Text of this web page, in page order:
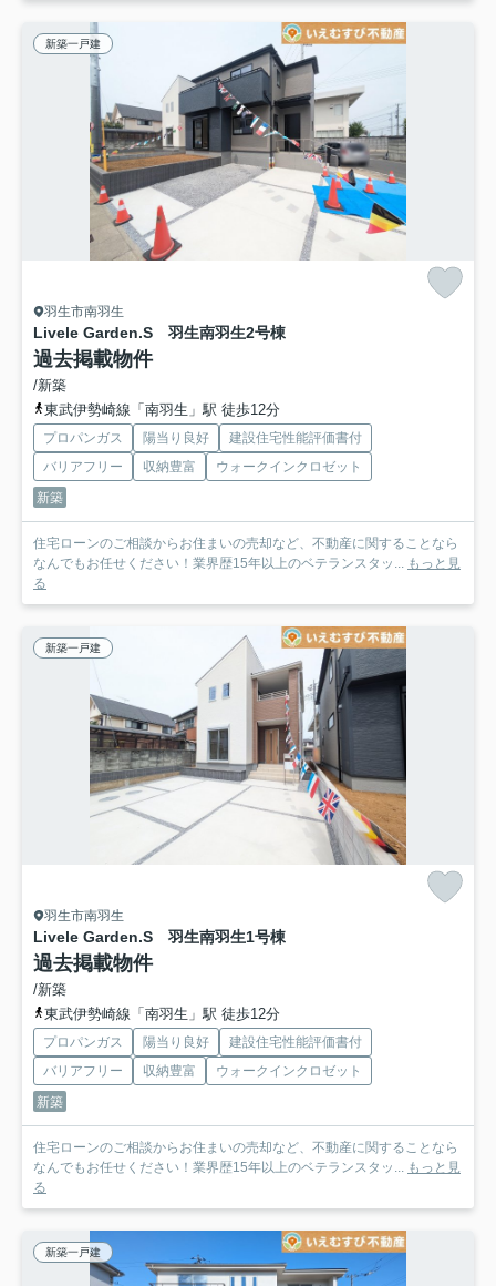
新築一戸建
羽生市南羽生
Livele Garden.S 羽生南羽生2号棟
過去掲載物件
/新築
東武伊勢崎線「南羽生」駅 徒歩12分
プロパンガス 陽当り良好
建設住宅性能評価書付
バリアフリー
収納豊富
ウォークインクロゼット
新築
住宅ローンのご相談からお住まいの売却など、不動産に関することなら
なんでもお任せください！業界歴15年以上のベテランスタッ...
もっと見
る
新築一戸建
羽生市南羽生
Livele Garden.S 羽生南羽生1号棟
過去掲載物件
/新築
東武伊勢崎線「南羽生」駅 徒歩12分
プロパンガス 陽当り良好
建設住宅性能評価書付
バリアフリー
収納豊富
ウォークインクロゼット
新築
住宅ローンのご相談からお住まいの売却など、不動産に関することなら
なんでもお任せください！業界歴15年以上のベテランスタッ...
もっと見
る
新築一戸建